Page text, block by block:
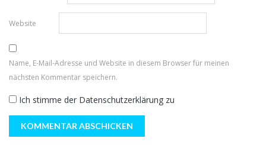
Website
Name, E-Mail-Adresse und Website in diesem Browser für meinen
nächsten Kommentar speichern.
Ich stimme der Datenschutzerklärung zu